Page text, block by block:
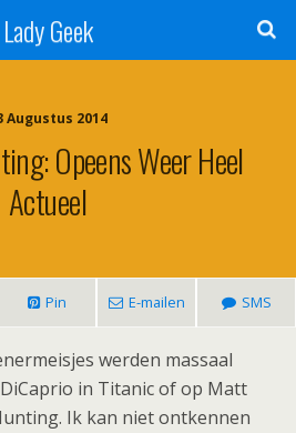
Lady Geek
Augustus 2014
Opeens Weer Heel
Actueel
Pin E-mailen SMS
werden massaal
in Titanic of op Matt
Ik kan niet ontkennen